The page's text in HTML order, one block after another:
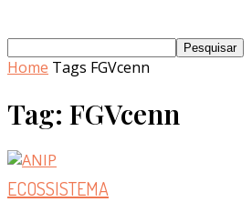
Home Tags FGVcenn
Tag: FGVcenn
ECOSSISTEMA